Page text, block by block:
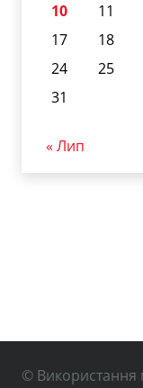
10
11
17
18
24
25
31
« Лип
© Використання